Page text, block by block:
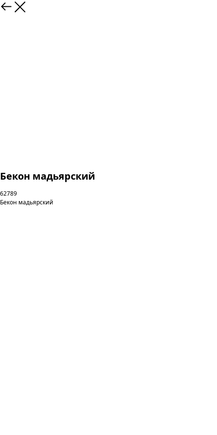
Бекон мадьярский
62789
Бекон мадьярский